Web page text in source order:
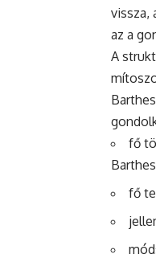
vissza,
az a
A
fő
Barthes
fő